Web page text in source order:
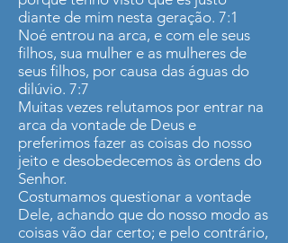
diante de mim nesta geração. 7:1
Noé entrou na arca, e com ele seus
filhos, sua mulher e as mulheres de
seus filhos, por causa das águas do
dilúvio. 7:7
Muitas vezes relutamos por entrar na
arca da vontade de Deus e
preferimos fazer as coisas do nosso
jeito e desobedecemos às ordens do
Senhor.
Costumamos questionar a vontade
Dele, achando que do nosso modo as
coisas vão dar certo; e pelo contrário,